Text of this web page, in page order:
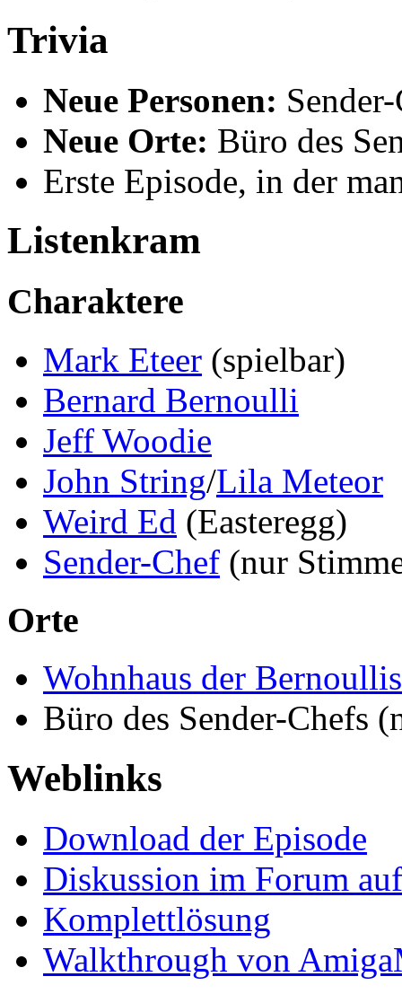
Trivia
Neue Personen:
Neue Orte: Büro des
Erste Episode, in der
Listenkram
Charaktere
Mark Eteer (spielbar)
Bernard Bernoulli
Jeff Woodie
John String/Lila Meteor
Weird Ed (Easteregg)
Sender-Chef (nur
Orte
Wohnhaus der Bernoullis
Büro des Sender-Chefs
Weblinks
Download der Episode
Diskussion im Forum
Komplettlösung
Walkthrough von